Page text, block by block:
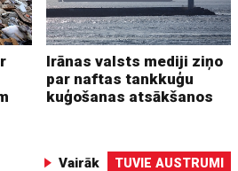
Irānas valsts mediji ziņo
par naftas tankkuģu
kuģošanas atsākšanos
Vairāk TUVIE AUSTRUMI